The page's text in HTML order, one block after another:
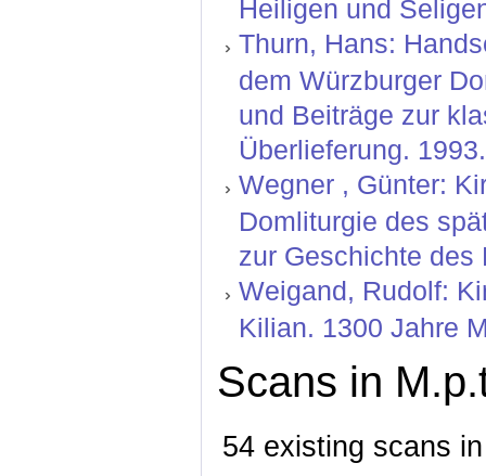
Heiligen und
Thurn, Hans:
dem Würzburger
und Beiträge zur
Überlieferung.
Wegner , Günter:
Domliturgie des
zur Geschichte des
Weigand, Rudolf:
Kilian. 1300 Jahre
Scans in
54 existing scans